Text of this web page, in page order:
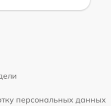
персональных данных